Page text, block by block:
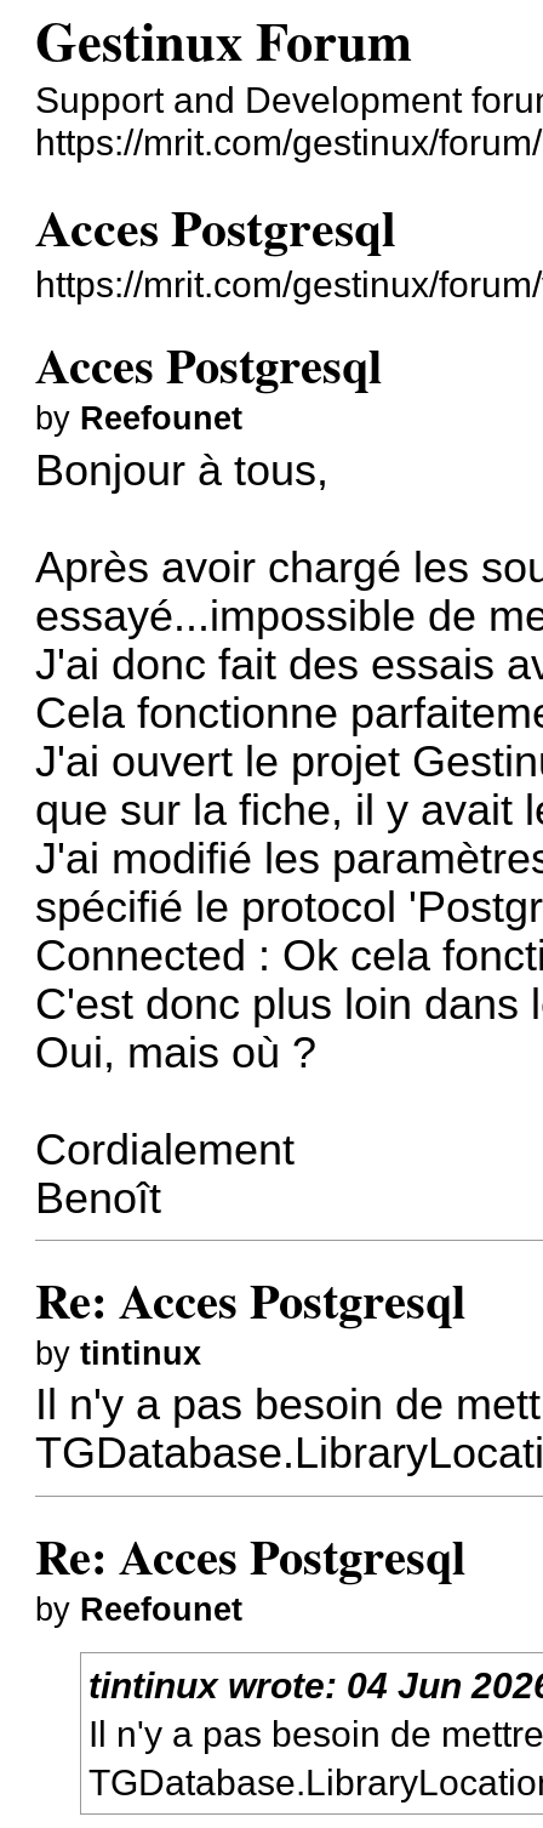
Gestinux Forum
Support and Development
https://mrit.com/gestinux/forum/
Acces Postgresql
https://mrit.com/gestinux/
Acces Postgresql
by Reefounet
Bonjour à tous,
Après avoir chargé les
essayé...impossible de
J'ai donc fait des essais
Cela fonctionne
J'ai ouvert le projet
que sur la fiche, il y avait
J'ai modifié les
spécifié le protocol
Connected : Ok cela
C'est donc plus loin dans
Oui, mais où ?
Cordialement
Benoît
Re: Acces Postgresql
bytintinux
Il n'y a pas besoin de
Re: Acces Postgresql
by Reefounet
tintinuxwrote: 04 Jun
Il n'y a pas besoin de